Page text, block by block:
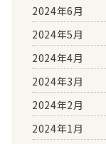
2024年6月
2024年5月
2024年4月
2024年3月
2024年2月
2024年1月